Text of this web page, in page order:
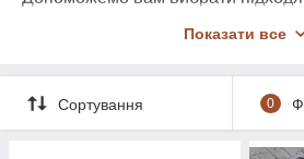
Ми спеціалісти по автомобілям,
доставляємо з Європи.
автомобіль, який користується
Показати все
Сортування 0